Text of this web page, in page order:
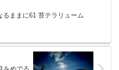
るままに61 苔テラリューム